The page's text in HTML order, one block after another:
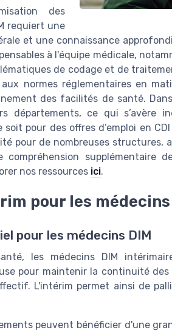
des
requiert une
et une connaissance
à l'équipe médicale,
de codage et de
normes réglementaires en
des facilités de santé.
départements, ce qui s’avère
soit pour des offres d’emploi en
pour de nombreuses structures,
supplémentaire
nos ressources ici.
pour les médecins
pour les médecins DIM
les médecins DIM
pour maintenir la continuité
L'intérim permet ainsi de
peuvent bénéficier d'une